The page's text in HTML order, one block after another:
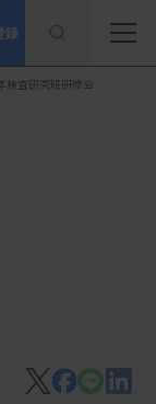
録
検査研究班研修会